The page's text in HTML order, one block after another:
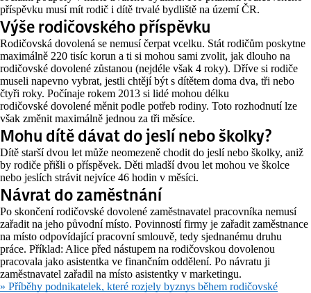
příspěvku musí mít rodič i dítě trvalé bydliště na území ČR.
Výše rodičovského příspěvku
Rodičovská dovolená se nemusí čerpat vcelku. Stát rodičům poskytne
maximálně 220 tisíc korun a ti si mohou sami zvolit, jak dlouho na
rodičovské dovolené zůstanou (nejdéle však 4 roky). Dříve si rodiče
museli napevno vybrat, jestli chtějí být s dítětem doma dva, tři nebo
čtyři roky. Počínaje rokem 2013 si lidé mohou délku
rodičovské dovolené měnit podle potřeb rodiny. Toto rozhodnutí lze
však změnit maximálně jednou za tři měsíce.
Mohu dítě dávat do jeslí nebo školky?
Dítě starší dvou let může neomezeně chodit do jeslí nebo školky, aniž
by rodiče přišli o příspěvek. Děti mladší dvou let mohou ve školce
nebo jeslích strávit nejvíce 46 hodin v měsíci.
Návrat do zaměstnání
Po skončení rodičovské dovolené zaměstnavatel pracovníka nemusí
zařadit na jeho původní místo. Povinností firmy je zařadit zaměstnance
na místo odpovídající pracovní smlouvě, tedy sjednanému druhu
práce. Příklad: Alice před nástupem na rodičovskou dovolenou
pracovala jako asistentka ve finančním oddělení. Po návratu ji
zaměstnavatel zařadil na místo asistentky v marketingu.
» Příběhy podnikatelek, které rozjely byznys během rodičovské